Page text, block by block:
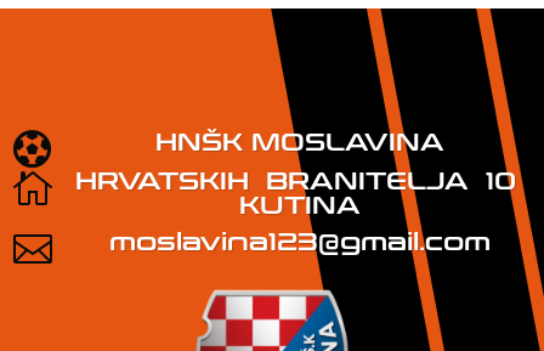
 HNŠK MOSLAVINA

HRVATSKIH BRANITELJA 10
KUTINA
 moslavina123@gmail.com